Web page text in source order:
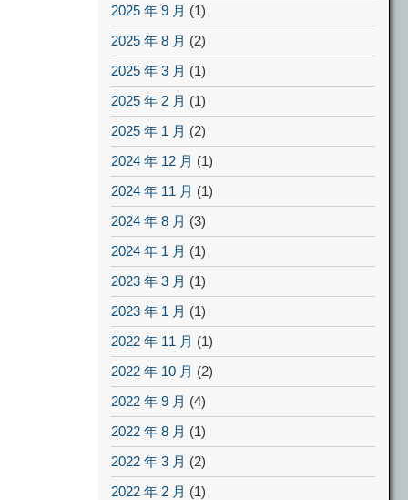
2025 年 9 月 (1)
2025 年 8 月 (2)
2025 年 3 月 (1)
2025 年 2 月 (1)
2025 年 1 月 (2)
2024 年 12 月 (1)
2024 年 11 月 (1)
2024 年 8 月 (3)
2024 年 1 月 (1)
2023 年 3 月 (1)
2023 年 1 月 (1)
2022 年 11 月 (1)
2022 年 10 月 (2)
2022 年 9 月 (4)
2022 年 8 月 (1)
2022 年 3 月 (2)
2022 年 2 月 (1)